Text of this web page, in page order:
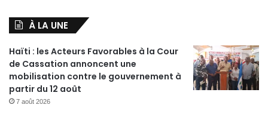
À LA UNE
Haïti : les Acteurs Favorables à la Cour
de Cassation annoncent une
mobilisation contre le gouvernement à
partir du 12 août
7 août 2026